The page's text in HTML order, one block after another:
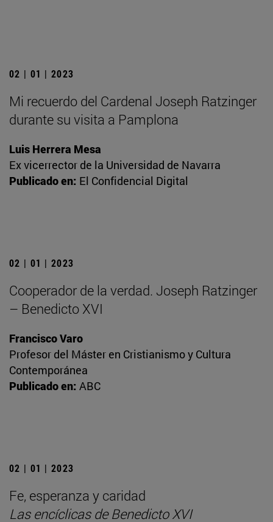
02 | 01 | 2023
Mi recuerdo del Cardenal Joseph Ratzinger
durante su visita a Pamplona
Luis Herrera Mesa
Ex vicerrector de la Universidad de Navarra
Publicado en: El Confidencial Digital
02 | 01 | 2023
Cooperador de la verdad. Joseph Ratzinger
– Benedicto XVI
Francisco Varo
Profesor del Máster en Cristianismo y Cultura
Contemporánea
Publicado en: ABC
02 | 01 | 2023
Fe, esperanza y caridad
Las encíclicas de Benedicto XVI